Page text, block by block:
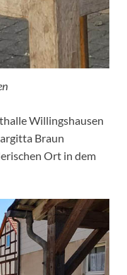
Willingshausen
Braun
Ort in dem